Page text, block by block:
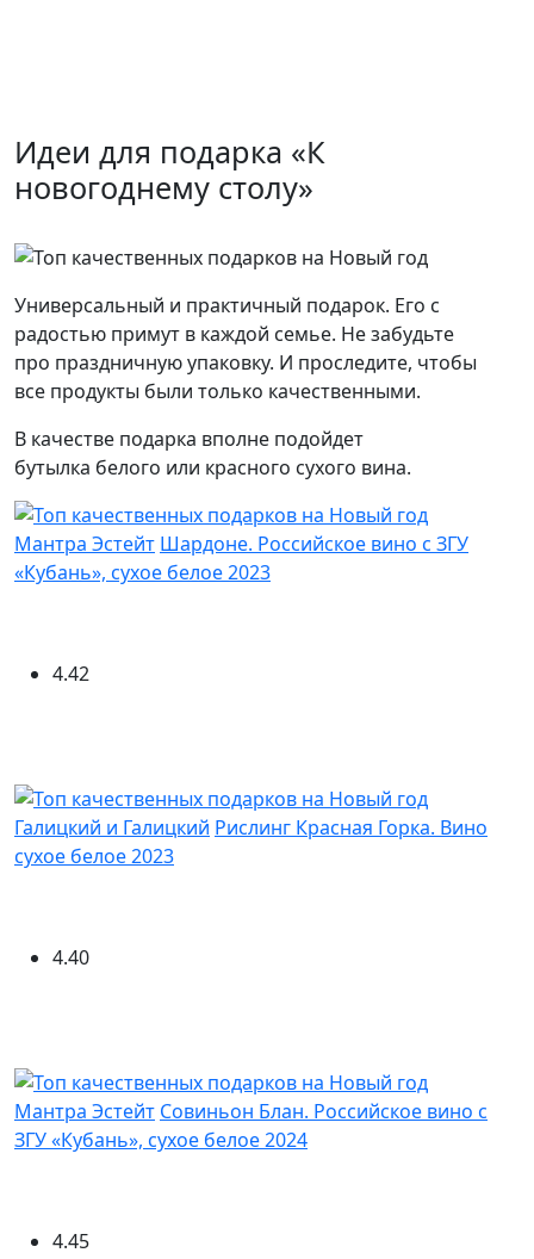
Идеи для подарка «К
новогоднему столу»
Универсальный и практичный подарок. Его с
радостью примут в каждой семье. Не забудьте
про праздничную упаковку. И проследите, чтобы
все продукты были только качественными.
В качестве подарка вполне подойдет
бутылка белого или красного сухого вина.
Мантра Эстейт Шардоне. Российское вино с ЗГУ
«Кубань», сухое белое 2023
4.42
Галицкий и Галицкий Рислинг Красная Горка. Вино
сухое белое 2023
4.40
Мантра Эстейт Совиньон Блан. Российское вино с
ЗГУ «Кубань», сухое белое 2024
4.45